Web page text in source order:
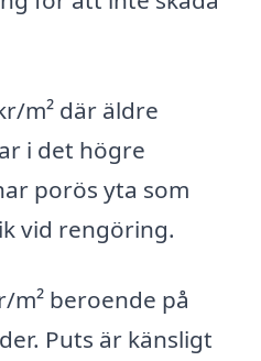
m² där äldre
i det högre
porös yta som
vid rengöring.
m² beroende på
Puts är känsligt